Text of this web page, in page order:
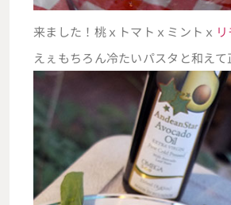
来ました！桃ｘトマトｘミントｘ
えぇもちろん冷たいパスタと和えて